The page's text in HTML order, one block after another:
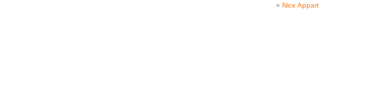
Nice Appart